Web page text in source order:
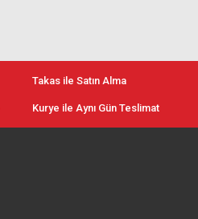
Takas ile Satın Alma
Kurye ile Aynı Gün Teslimat